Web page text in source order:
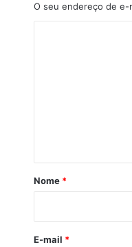
O seu endereço de e-
r
*
Nome *
E-mail *